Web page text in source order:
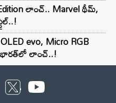
లాంచ్.. Marvel థీమ్,
evo, Micro RGB
భారత్‌లో లాంచ్..!